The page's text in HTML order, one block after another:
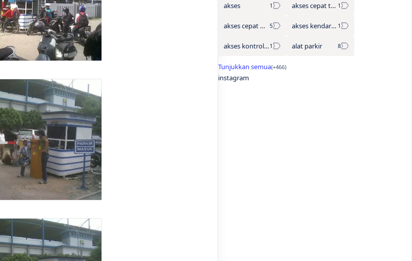
akses akses cepat tanpa antre
akses cepat wisata akses kendaraan
akses kontrol otomatis alat parkir
instagram